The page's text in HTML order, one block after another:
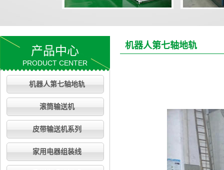
产品中心
PRODUCT CENTER
机器人第七轴地轨
滚筒输送机
皮带输送机系列
家用电器组装线
机器人第七轴地轨